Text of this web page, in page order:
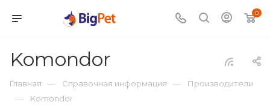
0
Komondor
Главная — Справочная информация — Производители
— Komondor